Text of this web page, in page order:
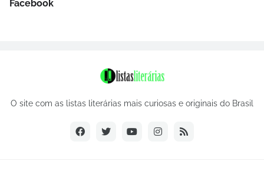
Facebook
O site com as listas literárias mais curiosas e originais do Brasil